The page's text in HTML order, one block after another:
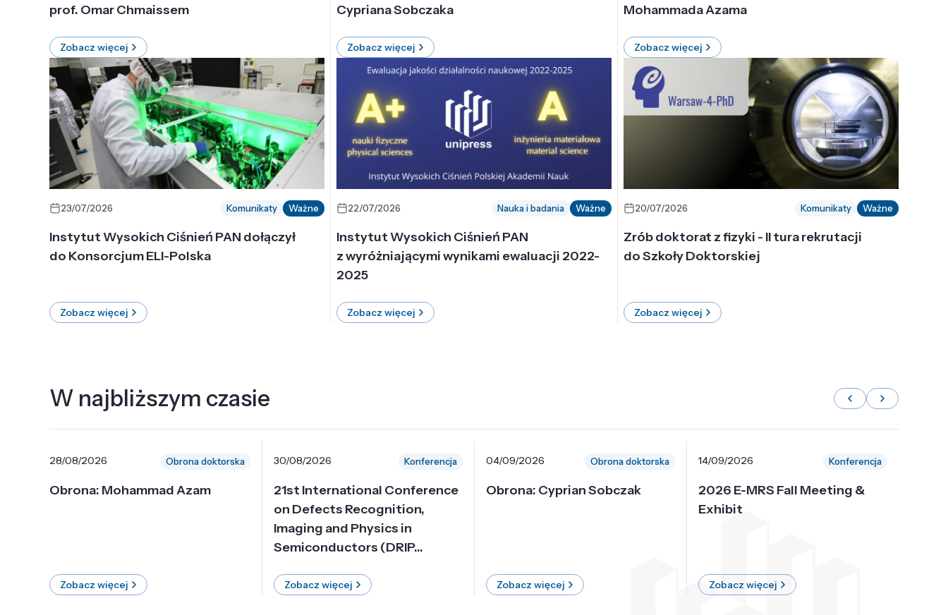
prof. Omar Chmaissem
Zobacz więcej
Cypriana Sobczaka
Zobacz więcej
Mohammada Azama
Zobacz więcej
23/07/2026 Komunikaty Ważne
Instytut Wysokich Ciśnień PAN dołączył
do Konsorcjum ELI-Polska
Zobacz więcej
22/07/2026 Nauka i badania Ważne
Instytut Wysokich Ciśnień PAN
z wyróżniającymi wynikami ewaluacji 2022-
2025
Zobacz więcej
20/07/2026 Komunikaty Ważne
Zrób doktorat z fizyki - II tura rekrutacji
do Szkoły Doktorskiej
Zobacz więcej
W najbliższym czasie
28/08/2026 Obrona doktorska
Obrona: Mohammad Azam
Zobacz więcej
30/08/2026 Konferencja
21st International Conference
on Defects Recognition,
Imaging and Physics in
Semiconductors (DRIP...
Zobacz więcej
04/09/2026 Obrona doktorska
Obrona: Cyprian Sobczak
Zobacz więcej
14/09/2026 Konferencja
2026 E-MRS Fall Meeting &
Exhibit
Zobacz więcej